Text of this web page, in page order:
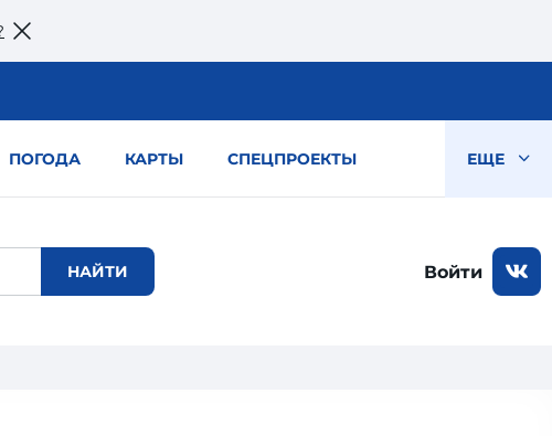
ПОГОДА КАРТЫ СПЕЦПРОЕКТЫ ЕЩЕ
Войти